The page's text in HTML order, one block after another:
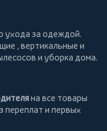
ухода за одеждой.
,вертикальные и
и уборка дома.
на все товары
переплат и первых